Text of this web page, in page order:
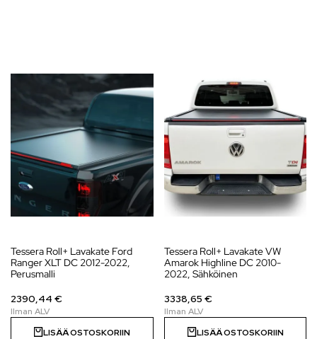
Tessera Roll+ Lavakate Ford
Ranger XLT DC 2012-2022,
Perusmalli
2390,44 €
LISÄÄ OSTOSKORIIN
Tessera Roll+ Lavakate VW
Amarok Highline DC 2010-
2022, Sähköinen
3338,65 €
LISÄÄ OSTOSKORIIN